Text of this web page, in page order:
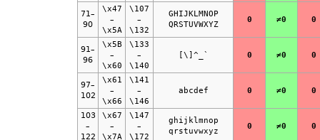
71–
90
\x47
–
\x5A
\107
–
\132
GHIJKLMNOP
QRSTUVWXYZ
0 ≠0 0
91–
96
\x5B
–
\x60
\133
–
\140
[\]^_` 0 ≠0 0
97–
102
\x61
–
\x66
\141
–
\146
abcdef 0 ≠0 0
103
–
122
\x67
–
\x7A
\147
–
\172
ghijklmnop
qrstuvwxyz
0 ≠0 0